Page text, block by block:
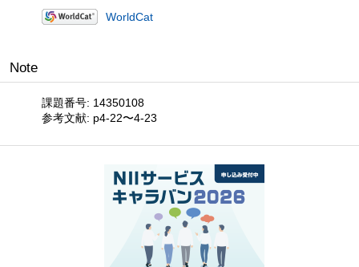
WorldCat
Note
課題番号: 14350108
参考文献: p4-22〜4-23